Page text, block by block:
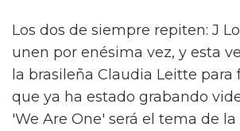
Los dos de siempre repiten: J
unen por enésima vez, y esta
la brasileña Claudia Leitte
que ya ha estado grabando
'We Are One' será el tema de la